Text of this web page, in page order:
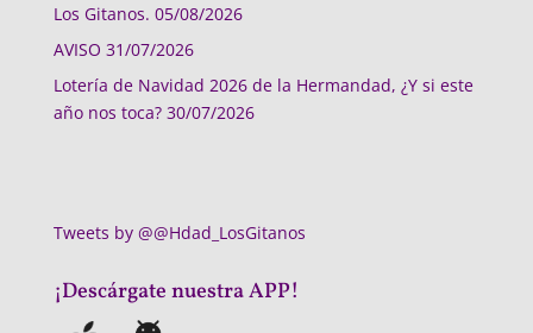
Los Gitanos. 05/08/2026
AVISO 31/07/2026
Lotería de Navidad 2026 de la Hermandad, ¿Y si este
año nos toca? 30/07/2026
Tweets by @@Hdad_LosGitanos
¡Descárgate nuestra APP!